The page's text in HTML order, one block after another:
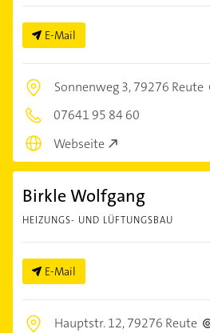
E-Mail
Sonnenweg 3,79276 Reute
07641 95 84 60
Webseite
Birkle Wolfgang
HEIZUNGS- UND LÜFTUNGSBAU
E-Mail
Hauptstr. 12,79276 Reute